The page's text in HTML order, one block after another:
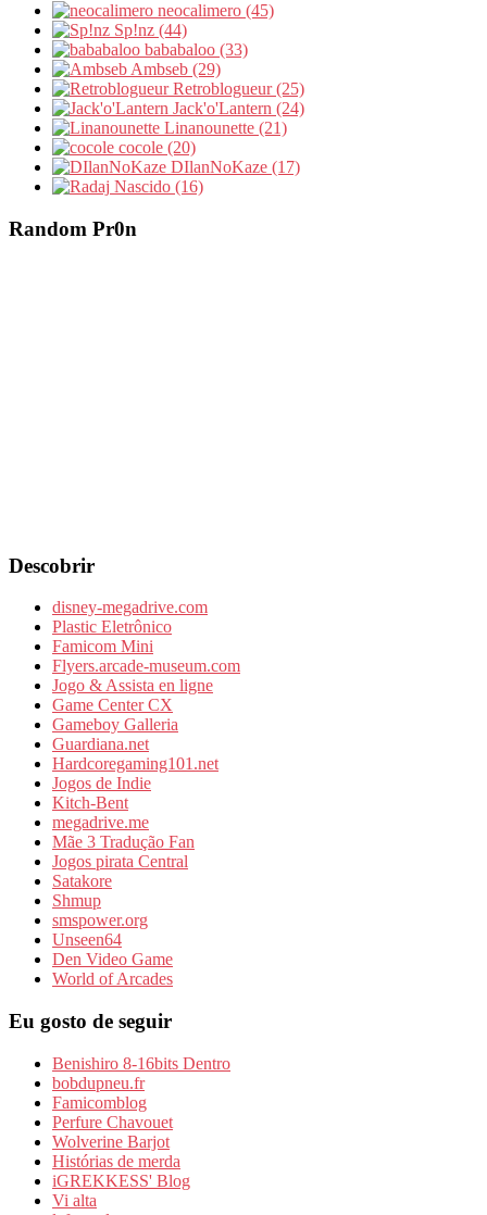
neocalimero (45)
Sp!nz (44)
bababaloo (33)
Ambseb (29)
Retroblogueur (25)
Jack'o'Lantern (24)
Linanounette (21)
cocole (20)
DIlanNoKaze (17)
Nascido (16)
Random Pr0n
Descobrir
disney-megadrive.com
Plastic Eletrônico
Famicom Mini
Flyers.arcade-museum.com
Jogo & Assista en ligne
Game Center CX
Gameboy Galleria
Guardiana.net
Hardcoregaming101.net
Jogos de Indie
Kitch-Bent
megadrive.me
Mãe 3 Tradução Fan
Jogos pirata Central
Satakore
Shmup
smspower.org
Unseen64
Den Video Game
World of Arcades
Eu gosto de seguir
Benishiro 8-16bits Dentro
bobdupneu.fr
Famicomblog
Perfure Chavouet
Wolverine Barjot
Histórias de merda
iGREKKESS' Blog
Vi alta